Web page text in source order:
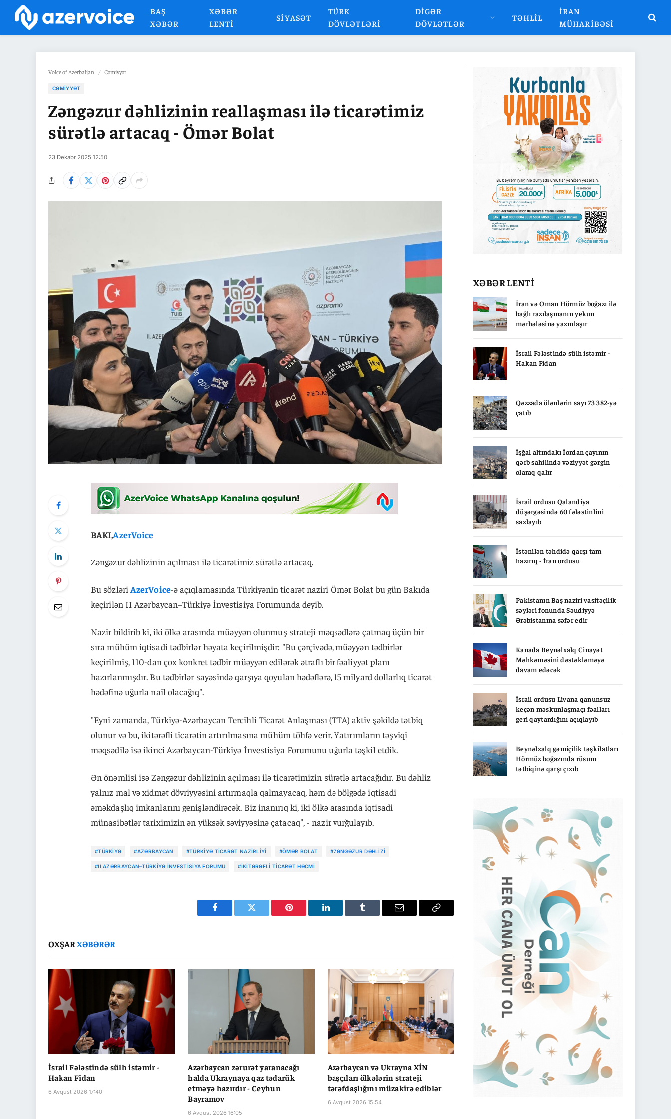
BAŞ
XƏBƏR
XƏBƏR
LENTI
SIYASƏT
TÜRK
DÖVLƏTLƏRI
DIGƏR
DÖVLƏTLƏR
TƏHLIL
İRAN
MÜHARIBƏSI
Voice of Azerbaijan / Cəmiyyət
CƏMIYYƏT
Zəngəzur dəhlizinin reallaşması ilə ticarətimiz
sürətlə artacaq - Ömər Bolat
23 Dekabr 2025 12:50
BAKI,AzerVoice
Zəngəzur dəhlizinin açılması ilə ticarətimiz sürətlə artacaq.
Bu sözləri AzerVoice-ə açıqlamasında Türkiyənin ticarət naziri Ömər Bolat bu gün Bakıda
keçirilən II Azərbaycan–Türkiyə İnvestisiya Forumunda deyib.
Nazir bildirib ki, iki ölkə arasında müəyyən olunmuş strateji məqsədlərə çatmaq üçün bir
sıra mühüm iqtisadi tədbirlər həyata keçirilmişdir: "Bu çərçivədə, müəyyən tədbirlər
keçirilmiş, 110-dan çox konkret tədbir müəyyən edilərək ətraflı bir fəaliyyət planı
hazırlanmışdır. Bu tədbirlər sayəsində qarşıya qoyulan hədəflərə, 15 milyard dollarlıq ticarət
hədəfinə uğurla nail olacağıq".
"Eyni zamanda, Türkiyə-Azərbaycan Tercihli Ticarət Anlaşması (TTA) aktiv şəkildə tətbiq
olunur və bu, ikitərəfli ticarətin artırılmasına mühüm töhfə verir. Yatırımların təşviqi
məqsədilə isə ikinci Azərbaycan-Türkiyə İnvestisiya Forumunu uğurla təşkil etdik.
Ən önəmlisi isə Zəngəzur dəhlizinin açılması ilə ticarətimizin sürətlə artacağıdır. Bu dəhliz
yalnız mal və xidmət dövriyyəsini artırmaqla qalmayacaq, həm də bölgədə iqtisadi
əməkdaşlıq imkanlarını genişləndirəcək. Biz inanırıq ki, iki ölkə arasında iqtisadi
münasibətlər tariximizin ən yüksək səviyyəsinə çatacaq", - nazir vurğulayıb.
#TÜRKIYƏ #AZƏRBAYCAN #TÜRKIYƏ TICARƏT NAZIRLIYI #ÖMƏR BOLAT #ZƏNGƏZUR DƏHLIZI
#II AZƏRBAYCAN–TÜRKIYƏ İNVESTISIYA FORUMU #IKITƏRƏFLI TICARƏT HƏCMI
Facebook Twitter Pinterest LinkedIn Tumblr Email
Copy
OXŞARXƏBƏRƏR
İsrail Fələstində sülh istəmir -
Hakan Fidan
6 Avqust 2026 17:40
Azərbaycan zərurət yaranacağı
halda Ukraynaya qaz tədarük
etməyə hazırdır - Ceyhun
Bayramov
6 Avqust 2026 16:05
Azərbaycan və Ukrayna XİN
başçıları ölkələrin strateji
tərəfdaşlığını müzakirə ediblər
6 Avqust 2026 15:54
XƏBƏR LENTİ
İran və Oman Hörmüz boğazı ilə
bağlı razılaşmanın yekun
mərhələsinə yaxınlaşır
İsrail Fələstində sülh istəmir -
Hakan Fidan
Qəzzada ölənlərin sayı 73 382-yə
çatıb
İşğal altındakı İordan çayının
qərb sahilində vəziyyət gərgin
olaraq qalır
İsrail ordusu Qalandiya
düşərgəsində 60 fələstinlini
saxlayıb
İstənilən təhdidə qarşı tam
hazırıq - İran ordusu
Pakistanın Baş naziri vasitəçilik
səyləri fonunda Səudiyyə
Ərəbistanına səfər edir
Kanada Beynəlxalq Cinayət
Məhkəməsini dəstəkləməyə
davam edəcək
İsrail ordusu Livana qanunsuz
keçən məskunlaşmaçı fəalları
geri qaytardığını açıqlayıb
Beynəlxalq gəmiçilik təşkilatları
Hörmüz boğazında rüsum
tətbiqinə qarşı çıxıb